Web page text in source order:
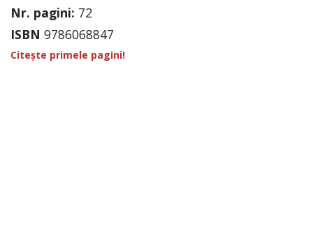
Nr. pagini: 72
ISBN 9786068847
Citește primele pagini!